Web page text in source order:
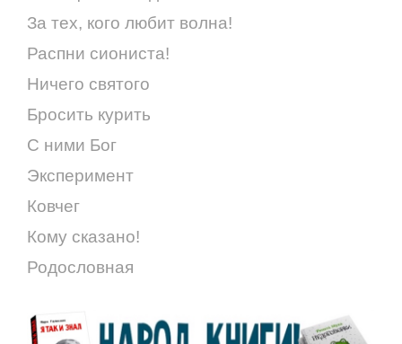
За тех, кого любит волна!
Распни сиониста!
Ничего святого
Бросить курить
С ними Бог
Эксперимент
Ковчег
Кому сказано!
Родословная